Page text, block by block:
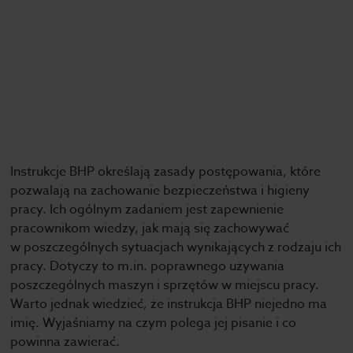
Instrukcje BHP określają zasady postępowania, które
pozwalają na zachowanie bezpieczeństwa i higieny
pracy. Ich ogólnym zadaniem jest zapewnienie
pracownikom wiedzy, jak mają się zachowywać
w poszczególnych sytuacjach wynikających z rodzaju ich
pracy. Dotyczy to m.in. poprawnego używania
poszczególnych maszyn i sprzętów w miejscu pracy.
Warto jednak wiedzieć, że instrukcja BHP niejedno ma
imię. Wyjaśniamy na czym polega jej pisanie i co
powinna zawierać.